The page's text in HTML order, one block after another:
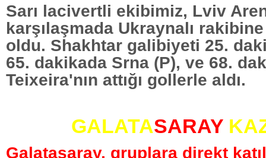
Sarı lacivertli ekibimiz, Lviv
karşılaşmada Ukraynalı
oldu. Shakhtar galibiyeti 25.
65. dakikada Srna (P), ve 68.
Teixeira'nın attığı gollerle aldı.
GALATASARAY
Galatasaray, gruplara direkt